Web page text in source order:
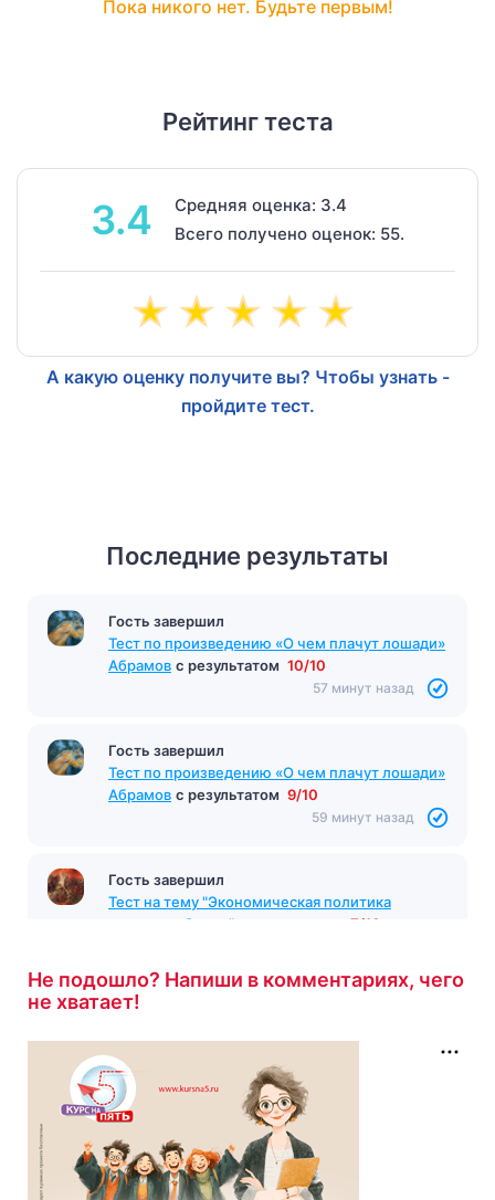
Пока никого нет. Будьте первым!
Рейтинг теста
3.4
Средняя оценка: 3.4
Всего получено оценок: 55.
А какую оценку получите вы? Чтобы узнать -
пройдите тест.
Последние результаты
Гость завершил
Тест по произведению «О чем плачут лошади»
Абрамов с результатом 10/10
57 минут назад
Гость завершил
Тест по произведению «О чем плачут лошади»
Абрамов с результатом 9/10
59 минут назад
Гость завершил
Тест на тему "Экономическая политика
красных и белых"
7/10
Не подошло? Напиши в комментариях, чего
не хватает!